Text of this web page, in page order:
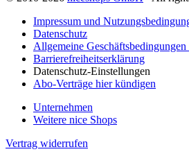
Impressum und
Datenschutz
Allgemeine
Barrierefreiheitserklärung
Datenschutz-Einstellungen
Abo-Verträge hier kündigen
Unternehmen
Weitere nice Shops
Vertrag widerrufen